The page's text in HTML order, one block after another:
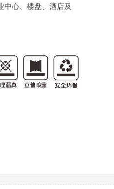
中心、楼盘、酒店及